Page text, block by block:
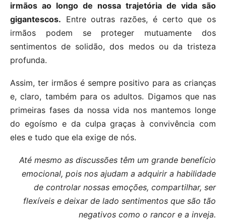
irmãos ao longo de nossa trajetória de vida são
gigantescos. Entre outras razões, é certo que os
irmãos podem se proteger mutuamente dos
sentimentos de solidão, dos medos ou da tristeza
profunda.
Assim, ter irmãos é sempre positivo para as crianças
e, claro, também para os adultos. Digamos que nas
primeiras fases da nossa vida nos mantemos longe
do egoísmo e da culpa graças à convivência com
eles e tudo que ela exige de nós.
Até mesmo as discussões têm um grande benefício
emocional, pois nos ajudam a adquirir a habilidade
de controlar nossas emoções, compartilhar, ser
flexíveis e deixar de lado sentimentos que são tão
negativos como o rancor e a inveja.